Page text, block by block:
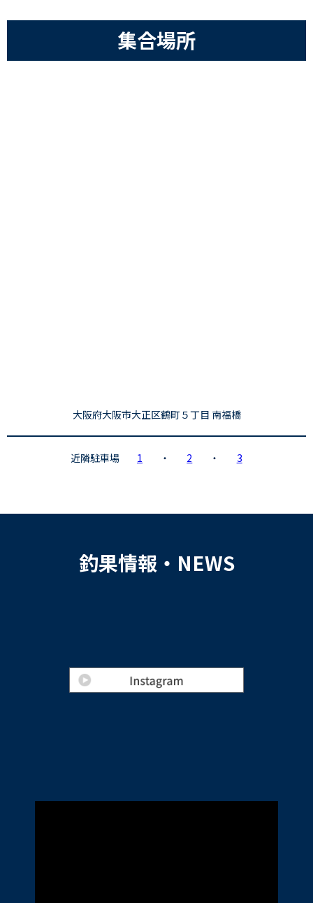
集合場所
大阪府大阪市大正区鶴町５丁目 南福橋
近隣駐車場 1 ・ 2 ・ 3
釣果情報・NEWS